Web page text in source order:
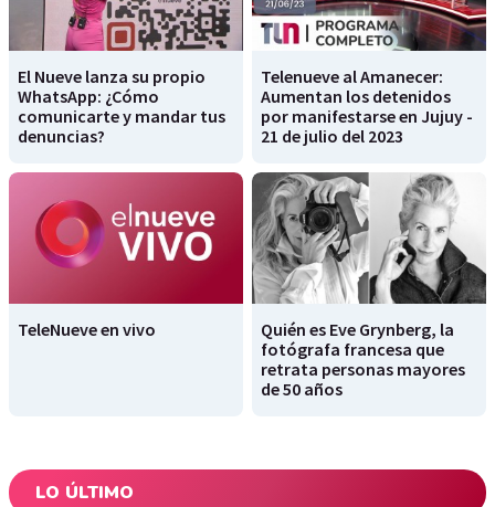
El Nueve lanza su propio
WhatsApp: ¿Cómo
comunicarte y mandar tus
denuncias?
Telenueve al Amanecer:
Aumentan los detenidos
por manifestarse en Jujuy -
21 de julio del 2023
TeleNueve en vivo
Quién es Eve Grynberg, la
fotógrafa francesa que
retrata personas mayores
de 50 años
LO ÚLTIMO